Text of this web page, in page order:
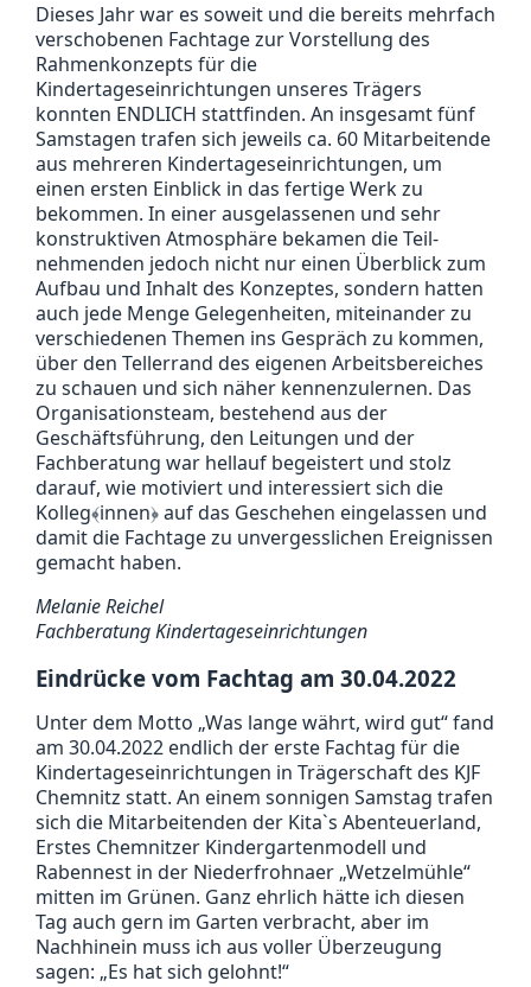
Dieses Jahr war es soweit und die bereits mehrfach
verschobenen Fachtage zur Vorstellung des
Rahmenkonzepts für die
Kindertageseinrichtungen unseres Trägers
konnten ENDLICH stattfinden. An insgesamt fünf
Samstagen trafen sich jeweils ca. 60 Mitarbeitende
aus mehreren Kindertageseinrichtungen, um
einen ersten Einblick in das fertige Werk zu
bekommen. In einer ausgelassenen und sehr
konstruktiven Atmosphäre bekamen die Teil‐
nehmenden jedoch nicht nur einen Überblick zum
Aufbau und Inhalt des Konzeptes, sondern hatten
auch jede Menge Gelegenheiten, miteinander zu
verschiedenen Themen ins Gespräch zu kommen,
über den Tellerrand des eigenen Arbeitsbereiches
zu schauen und sich näher kennenzulernen. Das
Organisationsteam, bestehend aus der
Geschäftsführung, den Leitungen und der
Fachberatung war hellauf begeistert und stolz
darauf, wie motiviert und interessiert sich die
Kolleg﴾innen﴿ auf das Geschehen eingelassen und
damit die Fachtage zu unvergesslichen Ereignissen
gemacht haben.
Melanie Reichel
Fachberatung Kindertageseinrichtungen
Eindrücke vom Fachtag am 30.04.2022
Unter dem Motto „Was lange währt, wird gut“ fand
am 30.04.2022 endlich der erste Fachtag für die
Kindertageseinrichtungen in Trägerschaft des KJF
Chemnitz statt. An einem sonnigen Samstag trafen
sich die Mitarbeitenden der Kita`s Abenteuerland,
Erstes Chemnitzer Kindergartenmodell und
Rabennest in der Niederfrohnaer „Wetzelmühle“
mitten im Grünen. Ganz ehrlich hätte ich diesen
Tag auch gern im Garten verbracht, aber im
Nachhinein muss ich aus voller Überzeugung
sagen: „Es hat sich gelohnt!“